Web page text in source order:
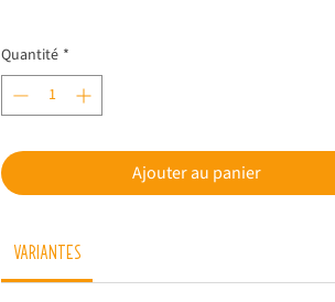
Quantité *
Ajouter au panier
Variantes